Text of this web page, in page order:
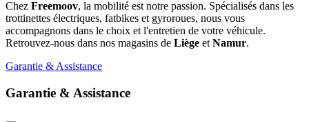
Chez Freemoov, la mobilité est notre passion. Spécialisés dans les
trottinettes électriques, fatbikes et gyroroues, nous vous
accompagnons dans le choix et l'entretien de votre véhicule.
Retrouvez-nous dans nos magasins de Liège etNamur.
Garantie & Assistance
Garantie & Assistance